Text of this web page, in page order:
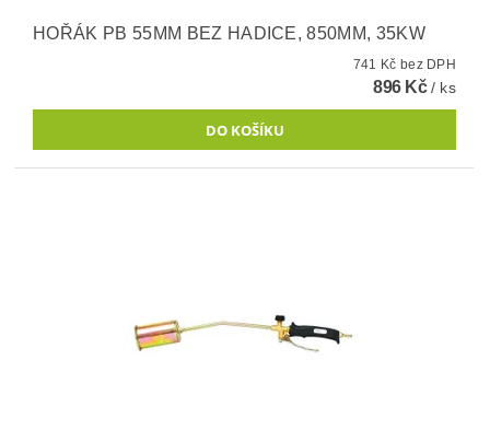
HOŘÁK PB 55MM BEZ HADICE, 850MM, 35KW
741 Kč bez DPH
896 Kč/ ks